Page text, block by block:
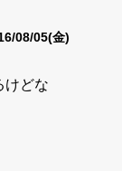
08/05(金)
けどな